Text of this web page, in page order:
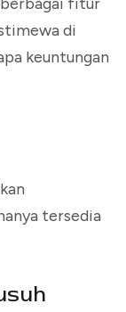
di
keuntungan
tersedia